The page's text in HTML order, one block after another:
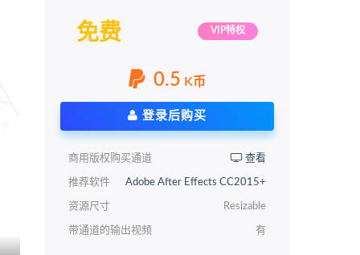
免费 VIP特权
0.5 K币
登录后购买
商用版权购买通道 查看
推荐软件 Adobe After Effects CC2015+
资源尺寸 Resizable
带通道的输出视频 有